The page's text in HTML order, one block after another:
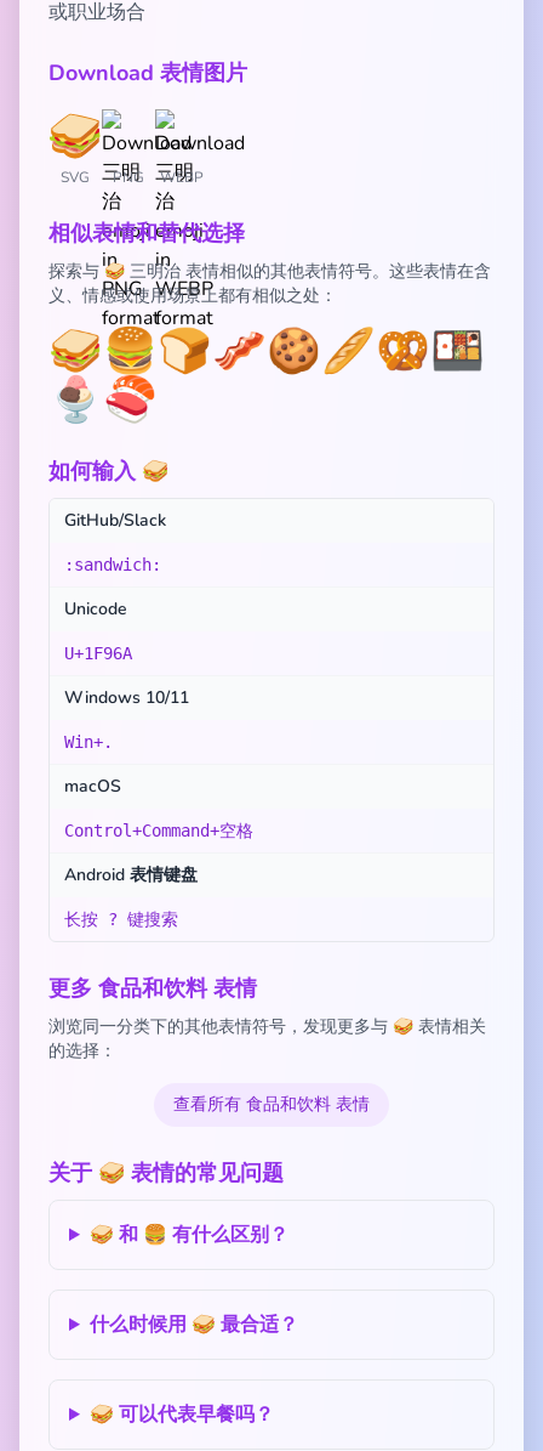
或职业场合
Download 表情图片
SVG PNG WEBP
相似表情和替代选择
探索与 🥪 三明治 表情相似的其他表情符号。这些表情在含
义、情感或使用场景上都有相似之处：
🥪🍔🍞🥓🍪🥖🥨🍱
🍨 🍣
如何输入 🥪
GitHub/Slack
:sandwich:
Unicode
U+1F96A
Windows 10/11
Win+.
macOS
Control+Command+空格
Android 表情键盘
长按 ? 键搜索
更多 食品和饮料 表情
浏览同一分类下的其他表情符号，发现更多与 🥪 表情相关
的选择：
查看所有 食品和饮料 表情
关于 🥪 表情的常见问题
🥪 和 🍔 有什么区别？
什么时候用 🥪 最合适？
🥪 可以代表早餐吗？